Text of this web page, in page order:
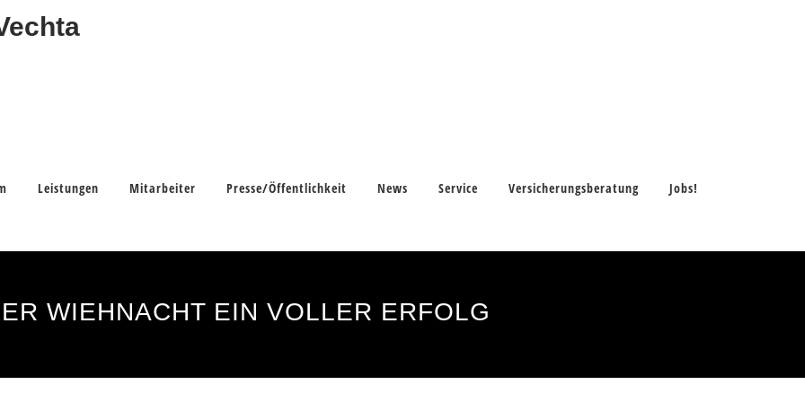
Leistungen Mitarbeiter Presse/Öffentlichkeit News Service Versicherungsberatung Jobs!
WIEHNACHT EIN VOLLER ERFOLG